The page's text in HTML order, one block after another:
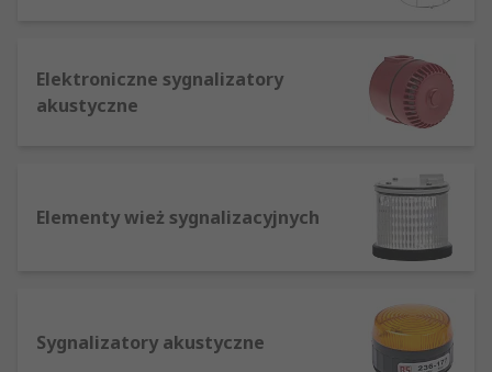
Typy sygnalizatorów akustycznych i
Istnieje wiele różnych typów sygnalizatorów
akustycznych i świetlnych, a to są najczęściej
Obrotowe – ze stale świecącą żarówką i
elementem obrotowym, dającym efekt
migania
Elektroniczne sygnalizatory
akustyczne
Elementy wież sygnalizacyjnych
Sygnalizatory akustyczne